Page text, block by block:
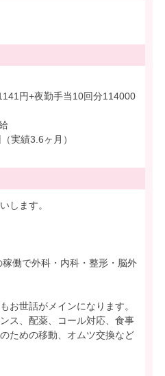
円+夜勤手当10回分114000
実績3.6ヶ月）
します。
働で外科・内科・整形・脳外
お世話がメインになります。
ス、配薬、コール対応、食事
ための移動、オムツ交換など